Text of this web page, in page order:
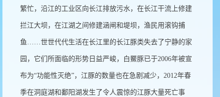
繁忙，沿江的工业区向长江排放污水，在长江干流上修建
拦江大坝，在江湖之间修建涵闸和堤坝，渔民用滚钩捕
鱼 ……世世代代生活在长江里的长江豚类失去了宁静的家
园，它们所面临的形势日益严峻，白鱀豚已于2006年被宣
布为“功能性灭绝”，江豚的数量也在急剧减少， 2012年春
季在洞庭湖和鄱阳湖发生了令人震惊的江豚大量死亡事